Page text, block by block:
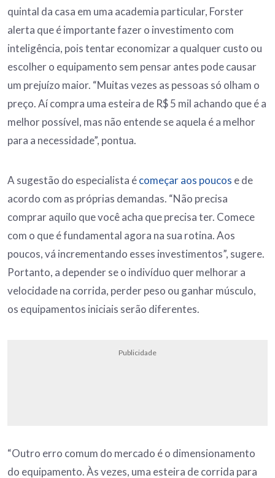
quintal da casa em uma academia particular, Forster
alerta que é importante fazer o investimento com
inteligência, pois tentar economizar a qualquer custo ou
escolher o equipamento sem pensar antes pode causar
um prejuízo maior. “Muitas vezes as pessoas só olham o
preço. Aí compra uma esteira de R$ 5 mil achando que é a
melhor possível, mas não entende se aquela é a melhor
para a necessidade”, pontua.
A sugestão do especialista écomeçar aos poucos e de
acordo com as próprias demandas. “Não precisa
comprar aquilo que você acha que precisa ter. Comece
com o que é fundamental agora na sua rotina. Aos
poucos, vá incrementando esses investimentos”, sugere.
Portanto, a depender se o indivíduo quer melhorar a
velocidade na corrida, perder peso ou ganhar músculo,
os equipamentos iniciais serão diferentes.
Publicidade
“Outro erro comum do mercado é o dimensionamento
do equipamento. Às vezes, uma esteira de corrida para